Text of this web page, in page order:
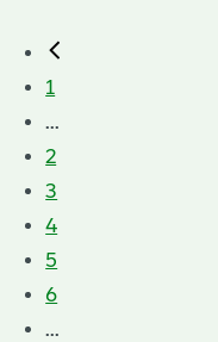
1
...
2
3
4
5
6
...